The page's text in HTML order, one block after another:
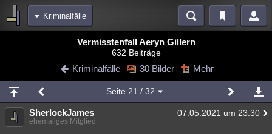
Kriminalfälle
Blogs Videos
Chat Wiki Neuigkeiten
meine Rubriken
Menschen Wissenschaft Mystery Kriminalfälle
Vermisstenfall Aeryn Gillern
632 Beiträge
Kriminalfälle 30 Bilder Mehr
Seite 21 / 32
SherlockJames 07.05.2021 um 23:30
ehemaliges Mitglied